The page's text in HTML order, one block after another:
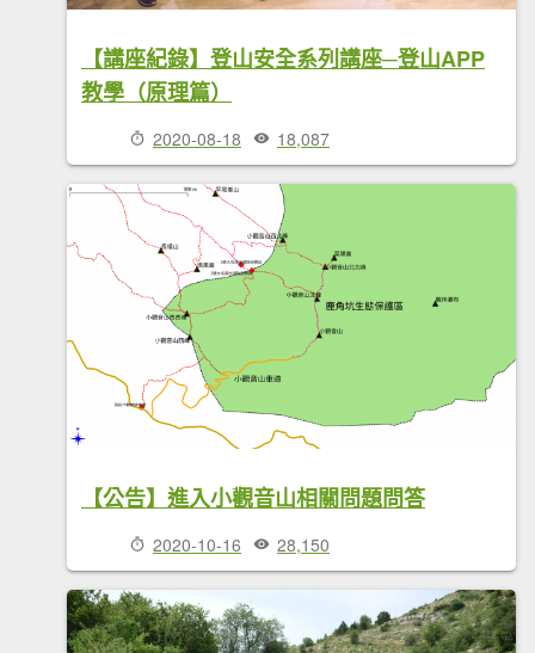
【講座紀錄】登山安全系列講座─登山APP
教學（原理篇）
2020-08-18 18,087
【公告】進入小觀音山相關問題問答
2020-10-16 28,150